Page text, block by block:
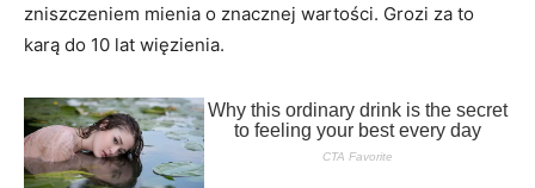
zniszczeniem mienia o znacznej wartości. Grozi za to
karą do 10 lat więzienia.